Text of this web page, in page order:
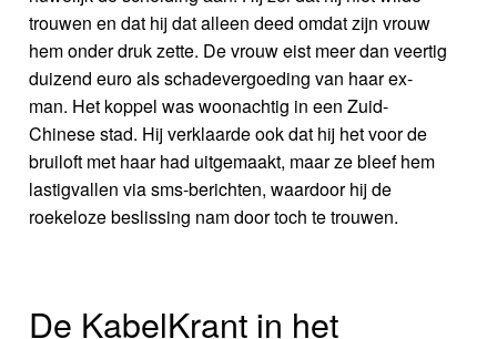
trouwen en dat hij dat alleen deed omdat zijn vrouw
hem onder druk zette. De vrouw eist meer dan veertig
duizend euro als schadevergoeding van haar ex-
man. Het koppel was woonachtig in een Zuid-
Chinese stad. Hij verklaarde ook dat hij het voor de
bruiloft met haar had uitgemaakt, maar ze bleef hem
lastigvallen via sms-berichten, waardoor hij de
roekeloze beslissing nam door toch te trouwen.
De KabelKrant in het